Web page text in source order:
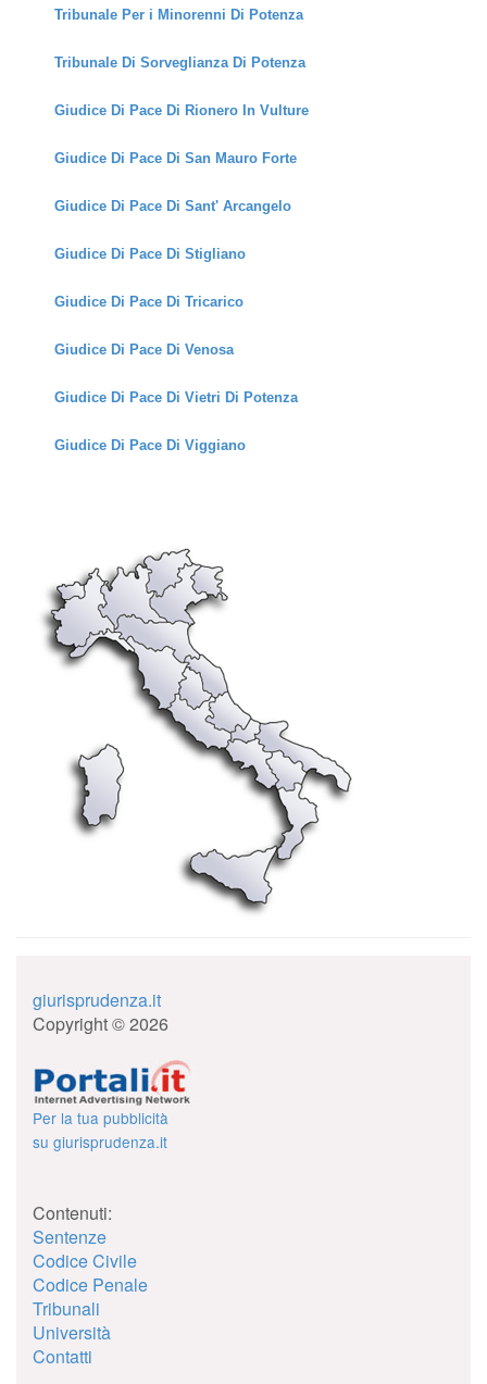
Tribunale Per i Minorenni Di Potenza
Tribunale Di Sorveglianza Di Potenza
Giudice Di Pace Di Rionero In Vulture
Giudice Di Pace Di San Mauro Forte
Giudice Di Pace Di Sant' Arcangelo
Giudice Di Pace Di Stigliano
Giudice Di Pace Di Tricarico
Giudice Di Pace Di Venosa
Giudice Di Pace Di Vietri Di Potenza
Giudice Di Pace Di Viggiano
giurisprudenza.it
Copyright © 2026
Per la tua pubblicità
su giurisprudenza.it
Contenuti:
Sentenze
Codice Civile
Codice Penale
Tribunali
Università
Contatti